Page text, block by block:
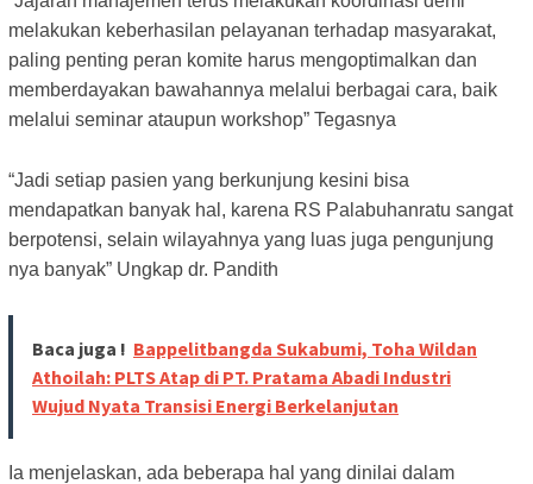
melakukan keberhasilan pelayanan terhadap masyarakat,
paling penting peran komite harus mengoptimalkan dan
memberdayakan bawahannya melalui berbagai cara, baik
melalui seminar ataupun workshop” Tegasnya
“Jadi setiap pasien yang berkunjung kesini bisa
mendapatkan banyak hal, karena RS Palabuhanratu sangat
berpotensi, selain wilayahnya yang luas juga pengunjung
nya banyak” Ungkap dr. Pandith
Baca juga ! Bappelitbangda Sukabumi, Toha Wildan
Athoilah: PLTS Atap di PT. Pratama Abadi Industri
Wujud Nyata Transisi Energi Berkelanjutan
Ia menjelaskan, ada beberapa hal yang dinilai dalam